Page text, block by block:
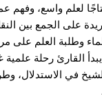
لعلم واسع،
على الجمع بين
وطلبة العلم على
(1 من 37)، يبدأ القارئ رحلة
في الاستدلال،